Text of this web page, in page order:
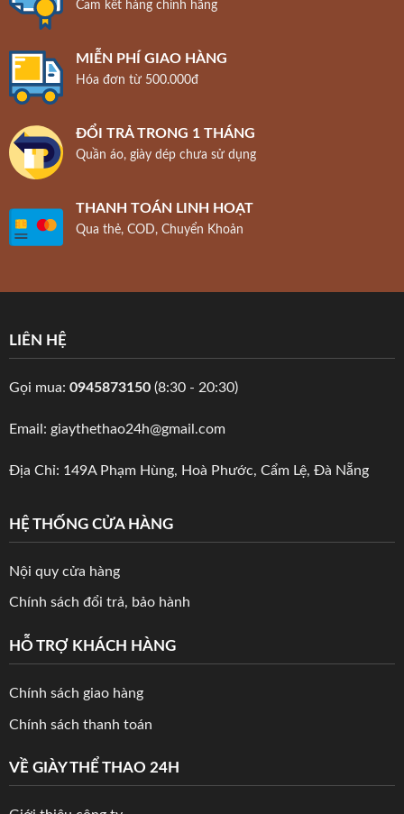
Cam kết hàng chính hãng
MIỄN PHÍ GIAO HÀNG
Hóa đơn từ 500.000đ
ĐỔI TRẢ TRONG 1 THÁNG
Quần áo, giày dép chưa sử dụng
THANH TOÁN LINH HOẠT
Qua thẻ, COD, Chuyển Khoản
LIÊN HỆ
Gọi mua: 0945873150(8:30 - 20:30)
Email: giaythethao24h@gmail.com
Địa Chỉ: 149A Phạm Hùng, Hoà Phước, Cẩm Lệ, Đà Nẵng
HỆ THỐNG CỬA HÀNG
Nội quy cửa hàng
Chính sách đổi trả, bảo hành
HỖ TRỢ KHÁCH HÀNG
Chính sách giao hàng
Chính sách thanh toán
VỀ GIÀY THỂ THAO 24H